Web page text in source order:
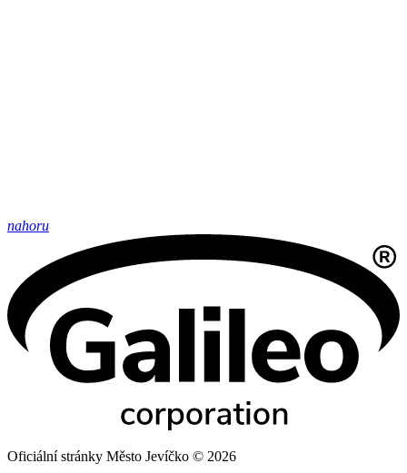
nahoru
Oficiální stránky Město Jevíčko © 2026